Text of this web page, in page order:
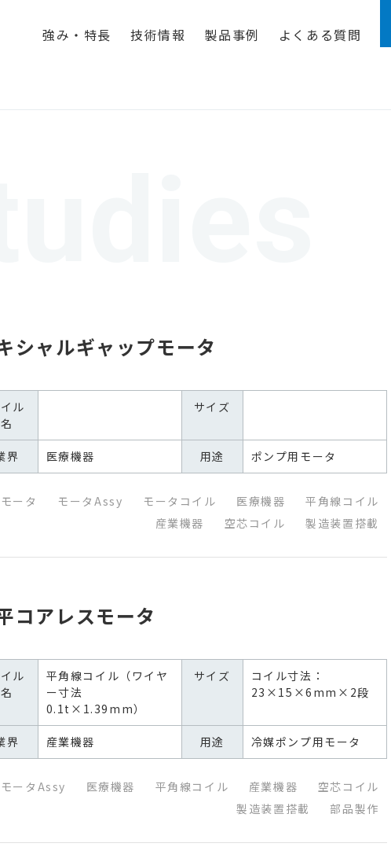
強み・特長 技術情報 製品事例 よくある質問
シャルギャップモータ
ル
名
サイズ
界 医療機器 用途 ポンプ用モータ
ータ モータAssy モータコイル 医療機器
平角線コイル
産業機器
空芯コイル 製造装置搭載
コアレスモータ
ル
名
平角線コイル（ワイヤ
ー寸法
0.1t×1.39mm）
サイズ
コイル寸法：
23×15×6mm×2段
界 産業機器 用途 冷媒ポンプ用モータ
モータAssy 医療機器 平角線コイル 産業機器
空芯コイル
製造装置搭載
部品製作